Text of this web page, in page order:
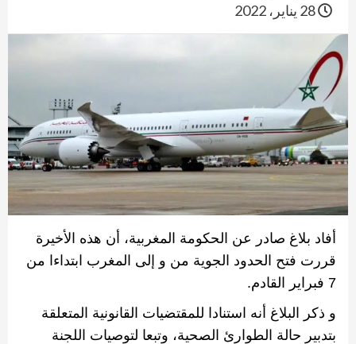
أفاد بلاغ صادر عن الحكومة المغربية، أن هذه الأخيرة
قررت فتح الحدود الجوية من و إلى المغرب ابتداءا من
7 فبراير القادم.
و ذكر البلاغ أنه استنادا للمقتضيات القانونية المتعلقة
بتدبير حالة الطوارئ الصحية، وتبعا لتوصيات اللجنة